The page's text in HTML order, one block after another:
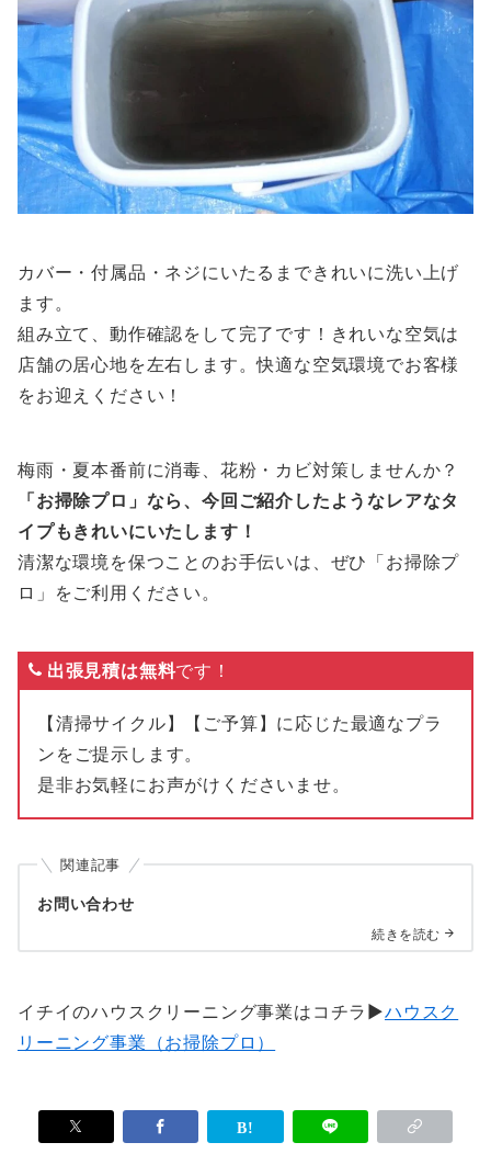
カバー・付属品・ネジにいたるまできれいに洗い上げ
ます。
組み立て、動作確認をして完了です！きれいな空気は
店舗の居心地を左右します。快適な空気環境でお客様
をお迎えください！
梅雨・夏本番前に消毒、花粉・カビ対策しませんか？
「お掃除プロ」なら、今回ご紹介したようなレアなタ
イプもきれいにいたします！
清潔な環境を保つことのお手伝いは、ぜひ「お掃除プ
ロ」をご利用ください。
出張見積は無料です！
【清掃サイクル】【ご予算】に応じた最適なプラ
ンをご提示します。
是非お気軽にお声がけくださいませ。
関連記事
お問い合わせ
続きを読む
イチイのハウスクリーニング事業はコチラ▶ハウスク
リーニング事業（お掃除プロ）